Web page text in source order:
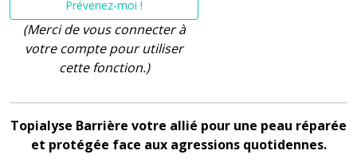
Prévenez-moi !
(Merci de vous connecter à
votre compte pour utiliser
cette fonction.)
Topialyse Barrière votre allié pour une peau réparée
et protégée face aux agressions quotidennes.